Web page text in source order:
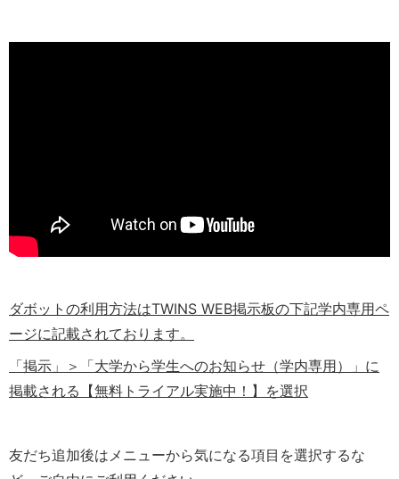
ダボットの利用方法はTWINS WEB掲示板の下記学内専用ペ
ージに記載されております。
「掲示」＞「大学から学生へのお知らせ（学内専用）」に
掲載される【無料トライアル実施中！】を選択
友だち追加後はメニューから気になる項目を選択するな